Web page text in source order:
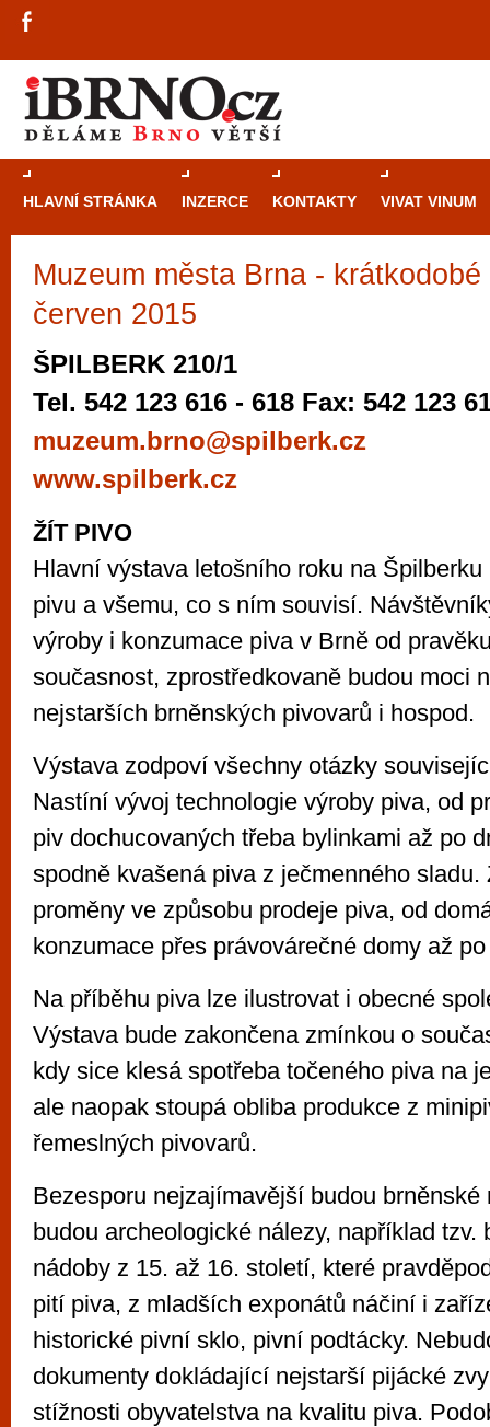
HLAVNÍ STRÁNKA INZERCE KONTAKTY VIVAT VINUM
Muzeum města Brna -
červen 2015
ŠPILBERK 210/1
Tel. 542 123 616 - 618 Fax: 542 123
muzeum.brno@spilberk.cz
www.spilberk.cz
ŽÍT PIVO
Hlavní výstava letošního roku na Špilberku
pivu a všemu, co s ním souvisí.
výroby i konzumace piva v Brně od
současnost, zprostředkovaně budou moci
nejstarších brněnských pivovarů i hospod.
Výstava zodpoví všechny otázky
Nastíní vývoj technologie výroby piva, od
piv dochucovaných třeba bylinkami až po
spodně kvašená piva z ječmenného sladu.
proměny ve způsobu prodeje piva, od
konzumace přes právovárečné domy až
Na příběhu piva lze ilustrovat i obecné
Výstava bude zakončena zmínkou o
kdy sice klesá spotřeba točeného piva na
ale naopak stoupá obliba produkce z
řemeslných pivovarů.
Bezesporu nejzajímavější budou brněnské
budou archeologické nálezy, například tzv.
nádoby z 15. až 16. století, které
pití piva, z mladších exponátů náčiní i
historické pivní sklo, pivní podtácky.
dokumenty dokládající nejstarší pijácké
stížnosti obyvatelstva na kvalitu piva.
Průvodce
Brno je
zajímavé
restaurace,
Mimo jiné je ale také místem, kde si
metropoli naleznete širokou nabídku her
po moderní automaty jak pro pravidelné
příležitostné hráče. V...